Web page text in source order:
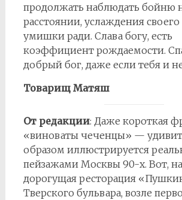
продолжать наблюдать бойню
расстоянии, услаждения
умишки ради. Слава богу, есть
коэффициент рождаемости.
добрый бог, даже если тебя и
Товарищ Матяш
От редакции: Даже короткая
«виноваты чеченцы» —
образом иллюстрируется
пейзажами Москвы 90-х. Вот,
дорогущая ресторация
Тверского бульвара, возле